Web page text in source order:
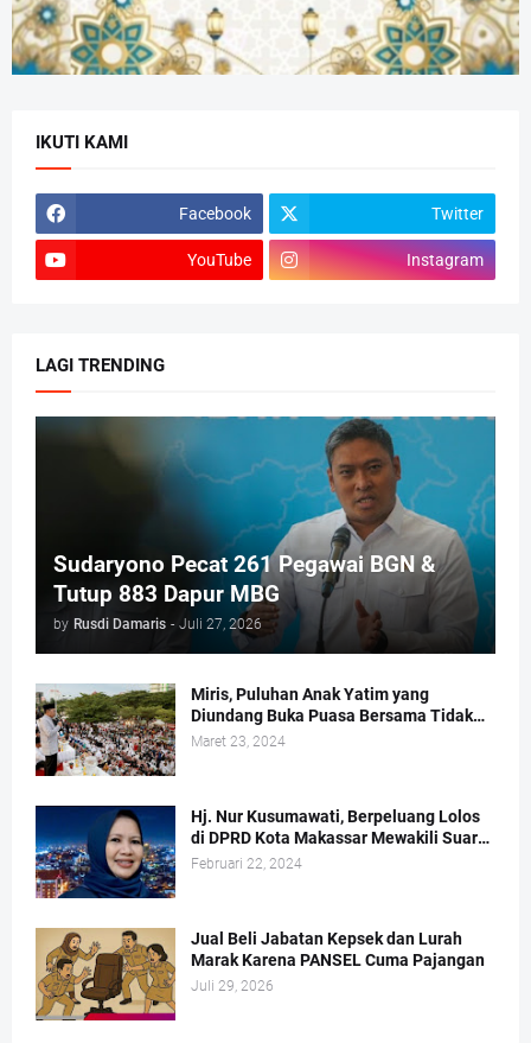
IKUTI KAMI
Facebook Twitter
YouTube Instagram
LAGI TRENDING
Sudaryono Pecat 261 Pegawai BGN &
Tutup 883 Dapur MBG
by Rusdi Damaris - Juli 27, 2026
Miris, Puluhan Anak Yatim yang
Diundang Buka Puasa Bersama Tidak
Dapat Jatah Makan dan Infaq
Maret 23, 2024
Hj. Nur Kusumawati, Berpeluang Lolos
di DPRD Kota Makassar Mewakili Suara
Perempuan Dapil 2
Februari 22, 2024
Jual Beli Jabatan Kepsek dan Lurah
Marak Karena PANSEL Cuma Pajangan
Juli 29, 2026